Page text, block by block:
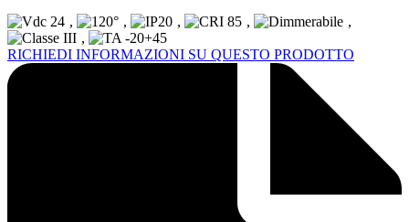
,
, , ,
,
,
RICHIEDI INFORMAZIONI SU QUESTO PRODOTTO